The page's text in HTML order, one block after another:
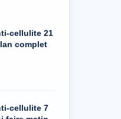
cellulite 21
complet
cellulite 7